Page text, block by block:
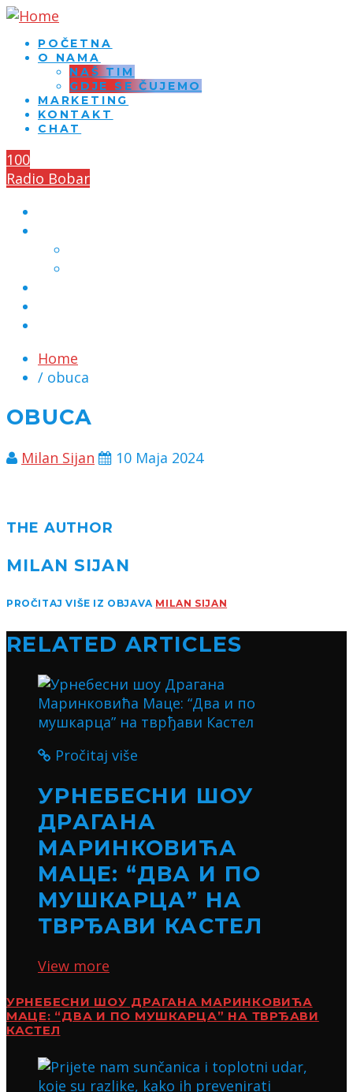
POČETNA
O NAMA
NAŠ TIM
GDJE SE ČUJEMO
MARKETING
KONTAKT
CHAT
100
Radio Bobar
Home
/ obuca
OBUCA
Milan Sijan 10 Maja 2024
THE AUTHOR
MILAN SIJAN
PROČITAJ VIŠE IZ OBJAVA MILAN SIJAN
RELATED ARTICLES
Pročitaj više
УРНЕБЕСНИ ШОУ
ДРАГАНА
МАРИНКОВИЋА
МАЦЕ: “ДВА И ПО
МУШКАРЦА” НА
ТВРЂАВИ КАСТЕЛ
View more
УРНЕБЕСНИ ШОУ ДРАГАНА МАРИНКОВИЋА
МАЦЕ: “ДВА И ПО МУШКАРЦА” НА ТВРЂАВИ
КАСТЕЛ